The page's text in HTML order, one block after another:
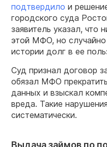
подтвердило и
городского суда
заявитель указал, что
этой МФО, но
истории долг в ее
Суд признал договор
обязал МФО
данных и взыскал
вреда. Такие
систематически.